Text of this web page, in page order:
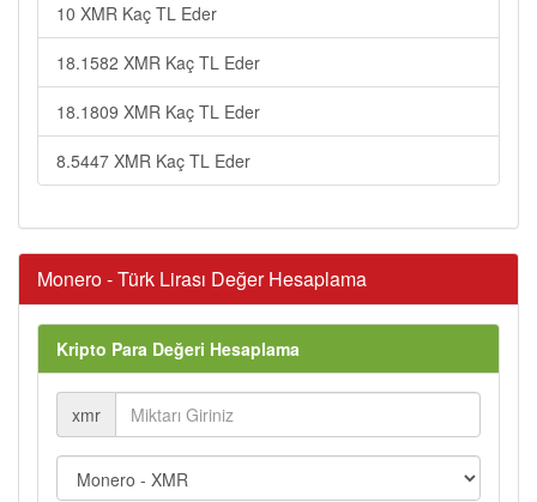
10 XMR Kaç TL Eder
18.1582 XMR Kaç TL Eder
18.1809 XMR Kaç TL Eder
8.5447 XMR Kaç TL Eder
Monero - Türk Lirası Değer Hesaplama
Kripto Para Değeri Hesaplama
xmr